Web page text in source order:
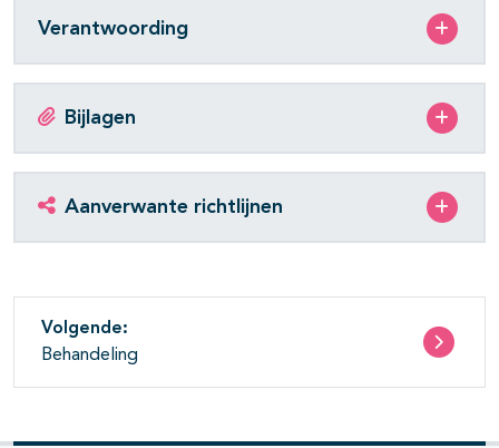
open- en dichtklappen
open- en dichtklappen
Verantwoording
Bijlagen
Aanverwante richtlijnen
Volgende:
Behandeling